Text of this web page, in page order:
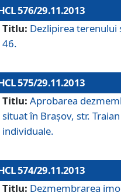
576/29.11.2013
Titlu: Dezlipirea terenului
46.
575/29.11.2013
Titlu: Aprobarea
situat în Braşov, str.
individuale.
574/29.11.2013
Titlu: Dezmembrarea